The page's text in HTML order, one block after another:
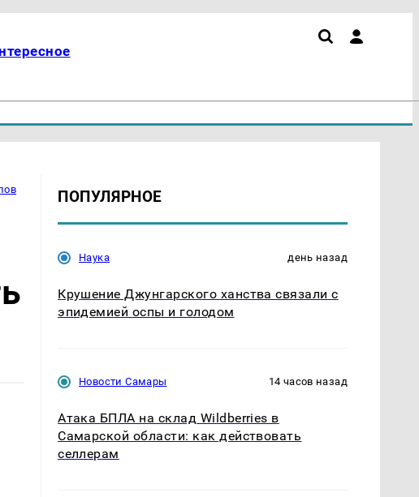
ПОПУЛЯРНОЕ
Наука день назад
Крушение Джунгарского ханства связали с
эпидемией оспы и голодом
Новости Самары 14 часов назад
Атака БПЛА на склад Wildberries в
Самарской области: как действовать
селлерам